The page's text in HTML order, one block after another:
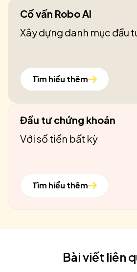
Cố vấn Robo AI
Xây dựng danh mục đầu
Tìm hiểu thêm
Đầu tư chứng khoán
Với số tiền bất kỳ
Tìm hiểu thêm
Bài viết liên